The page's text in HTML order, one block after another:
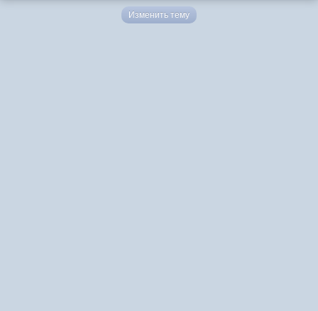
Изменить тему